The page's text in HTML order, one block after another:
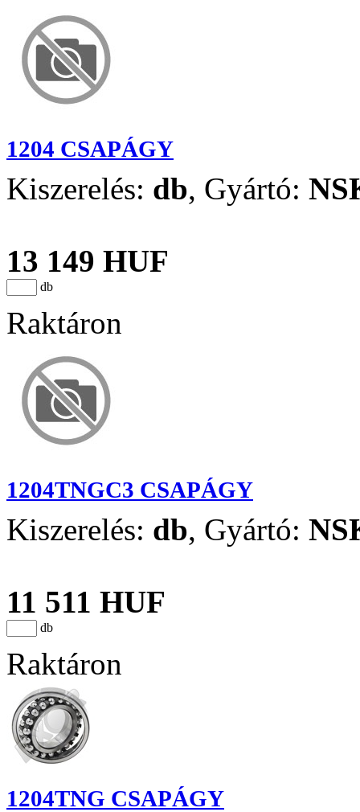
1204 CSAPÁGY
Kiszerelés: db, Gyártó:
13 149 HUF
db
Raktáron
1204TNGC3 CSAPÁGY
Kiszerelés: db, Gyártó:
11 511 HUF
db
Raktáron
1204TNG CSAPÁGY